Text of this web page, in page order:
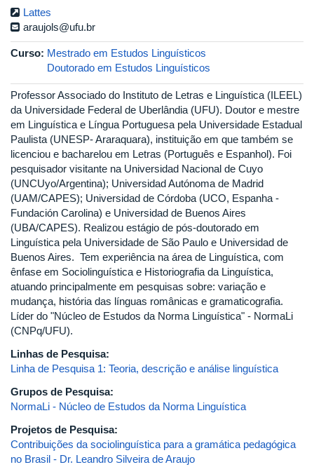
Lattes
araujols@ufu.br
Curso: Mestrado em Estudos Linguísticos
Doutorado em Estudos Linguísticos
Professor Associado do Instituto de Letras e Linguística (ILEEL)
da Universidade Federal de Uberlândia (UFU). Doutor e mestre
em Linguística e Língua Portuguesa pela Universidade Estadual
Paulista (UNESP- Araraquara), instituição em que também se
licenciou e bacharelou em Letras (Português e Espanhol). Foi
pesquisador visitante na Universidad Nacional de Cuyo
(UNCUyo/Argentina); Universidad Autónoma de Madrid
(UAM/CAPES); Universidad de Córdoba (UCO, Espanha -
Fundación Carolina) e Universidad de Buenos Aires
(UBA/CAPES). Realizou estágio de pós-doutorado em
Linguística pela Universidade de São Paulo e Universidad de
Buenos Aires. Tem experiência na área de Linguística, com
ênfase em Sociolinguística e Historiografia da Linguística,
atuando principalmente em pesquisas sobre: variação e
mudança, história das línguas românicas e gramaticografia.
Líder do "Núcleo de Estudos da Norma Linguística" - NormaLi
(CNPq/UFU).
Linhas de Pesquisa:
Linha de Pesquisa 1: Teoria, descrição e análise linguística
Grupos de Pesquisa:
NormaLi - Núcleo de Estudos da Norma Linguística
Projetos de Pesquisa:
Contribuições da sociolinguística para a gramática pedagógica
no Brasil - Dr. Leandro Silveira de Araujo